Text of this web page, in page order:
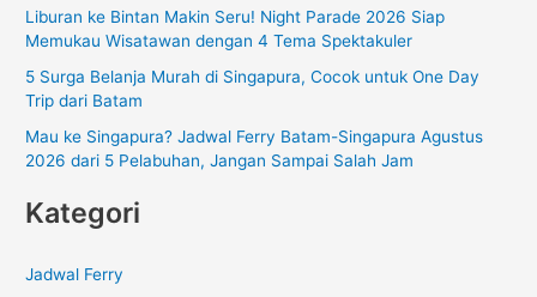
Liburan ke Bintan Makin Seru! Night Parade 2026 Siap
Memukau Wisatawan dengan 4 Tema Spektakuler
5 Surga Belanja Murah di Singapura, Cocok untuk One Day
Trip dari Batam
Mau ke Singapura? Jadwal Ferry Batam-Singapura Agustus
2026 dari 5 Pelabuhan, Jangan Sampai Salah Jam
Kategori
Jadwal Ferry